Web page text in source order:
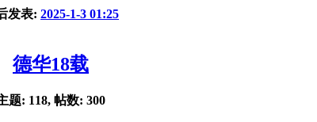
发表: 2025-1-3 01:25
德华18载
题: 118, 帖数: 300